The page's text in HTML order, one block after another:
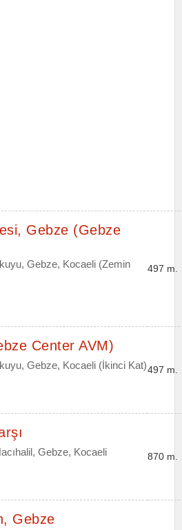
Gebze (Gebze
Gebze, Kocaeli (Zemin
497 m.
Center AVM)
Gebze, Kocaeli (İkinci Kat)497 m.
Gebze, Kocaeli 870 m.
Gebze